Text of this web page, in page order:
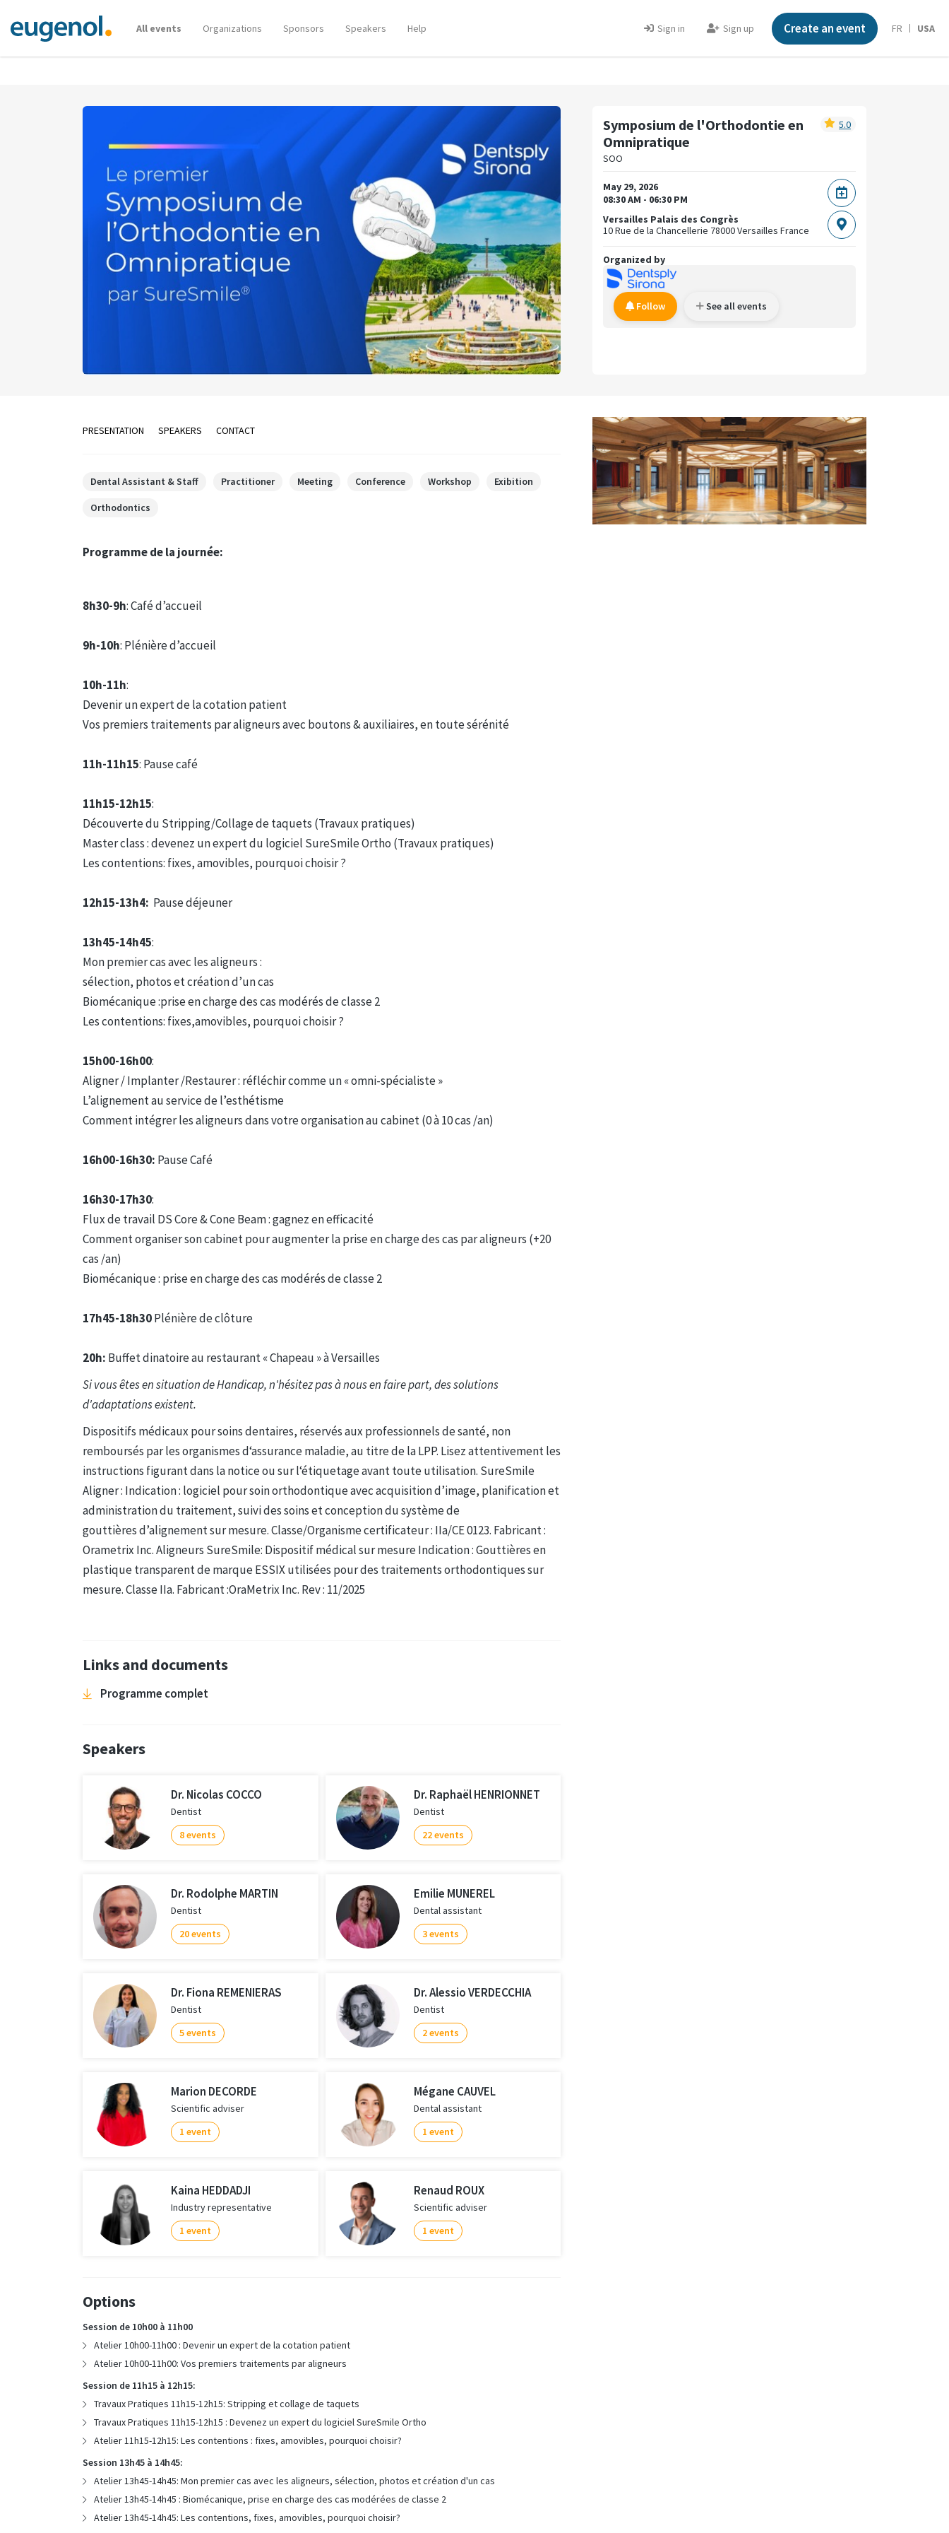
All events Organizations Sponsors Speakers Help Sign in Sign up Create an event FR USA
Symposium de l'Orthodontie en
Omnipratique
SOO
5.0
May 29, 2026
08:30 AM - 06:30 PM
Versailles Palais des Congrès
10 Rue de la Chancellerie 78000 Versailles France
Organized by
Follow See all events
PRESENTATION SPEAKERS CONTACT
Dental Assistant & Staff Practitioner Meeting Conference Workshop Exibition
Orthodontics
Programme de la journée:
8h30-9h: Café d’accueil
9h-10h: Plénière d’accueil
10h-11h:
Devenir un expert de la cotation patient
Vos premiers traitements par aligneurs avec boutons & auxiliaires, en toute sérénité
11h-11h15: Pause café
11h15-12h15:
Découverte du Stripping/Collage de taquets (Travaux pratiques)
Master class : devenez un expert du logiciel SureSmile Ortho (Travaux pratiques)
Les contentions: fixes, amovibles, pourquoi choisir ?
12h15-13h4: Pause déjeuner
13h45-14h45:
Mon premier cas avec les aligneurs :
sélection, photos et création d’un cas
Biomécanique :prise en charge des cas modérés de classe 2
Les contentions: fixes,amovibles, pourquoi choisir ?
15h00-16h00:
Aligner / Implanter /Restaurer : réfléchir comme un « omni-spécialiste »
L’alignement au service de l’esthétisme
Comment intégrer les aligneurs dans votre organisation au cabinet (0 à 10 cas /an)
16h00-16h30: Pause Café
16h30-17h30:
Flux de travail DS Core & Cone Beam : gagnez en efficacité
Comment organiser son cabinet pour augmenter la prise en charge des cas par aligneurs (+20
cas /an)
Biomécanique : prise en charge des cas modérés de classe 2
17h45-18h30Plénière de clôture
20h: Buffet dinatoire au restaurant « Chapeau » à Versailles
Si vous êtes en situation de Handicap, n'hésitez pas à nous en faire part, des solutions
d'adaptations existent.
Dispositifs médicaux pour soins dentaires, réservés aux professionnels de santé, non
remboursés par les organismes d‘assurance maladie, au titre de la LPP. Lisez attentivement les
instructions figurant dans la notice ou sur l‘étiquetage avant toute utilisation. SureSmile
Aligner : Indication : logiciel pour soin orthodontique avec acquisition d’image, planification et
administration du traitement, suivi des soins et conception du système de
gouttières d’alignement sur mesure. Classe/Organisme certificateur : IIa/CE 0123. Fabricant :
Orametrix Inc. Aligneurs SureSmile: Dispositif médical sur mesure Indication : Gouttières en
plastique transparent de marque ESSIX utilisées pour des traitements orthodontiques sur
mesure. Classe IIa. Fabricant :OraMetrix Inc. Rev : 11/2025
Links and documents
Programme complet
Speakers
Dr. Nicolas COCCO
Dentist
8 events
Dr. Raphaël HENRIONNET
Dentist
22 events
Dr. Rodolphe MARTIN
Dentist
20 events
Emilie MUNEREL
Dental assistant
3 events
Dr. Fiona REMENIERAS
Dentist
5 events
Dr. Alessio VERDECCHIA
Dentist
2 events
Marion DECORDE
Scientific adviser
1 event
Mégane CAUVEL
Dental assistant
1 event
Kaina HEDDADJI
Industry representative
1 event
Renaud ROUX
Scientific adviser
1 event
Options
Session de 10h00 à 11h00
Atelier 10h00-11h00 : Devenir un expert de la cotation patient
Atelier 10h00-11h00: Vos premiers traitements par aligneurs
Session de 11h15 à 12h15:
Travaux Pratiques 11h15-12h15: Stripping et collage de taquets
Travaux Pratiques 11h15-12h15 : Devenez un expert du logiciel SureSmile Ortho
Atelier 11h15-12h15: Les contentions : fixes, amovibles, pourquoi choisir?
Session 13h45 à 14h45:
Atelier 13h45-14h45: Mon premier cas avec les aligneurs, sélection, photos et création d'un cas
Atelier 13h45-14h45 : Biomécanique, prise en charge des cas modérées de classe 2
Atelier 13h45-14h45: Les contentions, fixes, amovibles, pourquoi choisir?